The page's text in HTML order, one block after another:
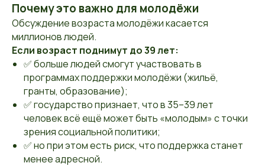
Почему это важно для молодёжи
Обсуждение возраста молодёжи касается
миллионов людей.
Если возраст поднимут до 39 лет:
✅ больше людей смогут участвовать в
программах поддержки молодёжи (жильё,
гранты, образование);
✅ государство признает, что в 35–39 лет
человек всё ещё может быть «молодым» с точки
зрения социальной политики;
✅ но при этом есть риск, что поддержка станет
менее адресной.